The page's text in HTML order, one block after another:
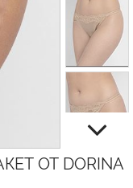
ОТ DORINA